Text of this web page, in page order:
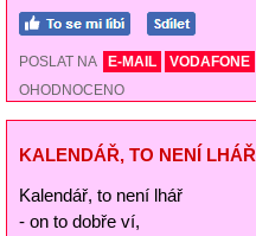
POSLAT NA E-MAIL VODAFONE
OHODNOCENO
KALENDÁŘ, TO NENÍ LHÁŘ
Kalendář, to není lhář
- on to dobře ví,